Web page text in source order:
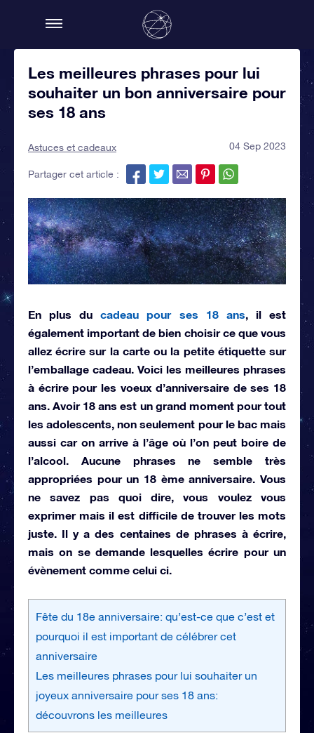
Les meilleures phrases pour lui
souhaiter un bon anniversaire pour
ses 18 ans
Astuces et cadeaux 04 Sep 2023
Partager cet article :
En plus ducadeau pour ses 18 ans, il est
également important de bien choisir ce que vous
allez écrire sur la carte ou la petite étiquette sur
l’emballage cadeau. Voici les meilleures phrases
à écrire pour les voeux d’anniversaire de ses 18
ans. Avoir 18 ans est un grand moment pour tout
les adolescents, non seulement pour le bac mais
aussi car on arrive à l’âge où l’on peut boire de
l’alcool. Aucune phrases ne semble très
appropriées pour un 18 ème anniversaire. Vous
ne savez pas quoi dire, vous voulez vous
exprimer mais il est difficile de trouver les mots
juste. Il y a des centaines de phrases à écrire,
mais on se demande lesquelles écrire pour un
évènement comme celui ci.
Fête du 18e anniversaire: qu’est-ce que c’est et
pourquoi il est important de célébrer cet
anniversaire
Les meilleures phrases pour lui souhaiter un
joyeux anniversaire pour ses 18 ans:
découvrons les meilleures